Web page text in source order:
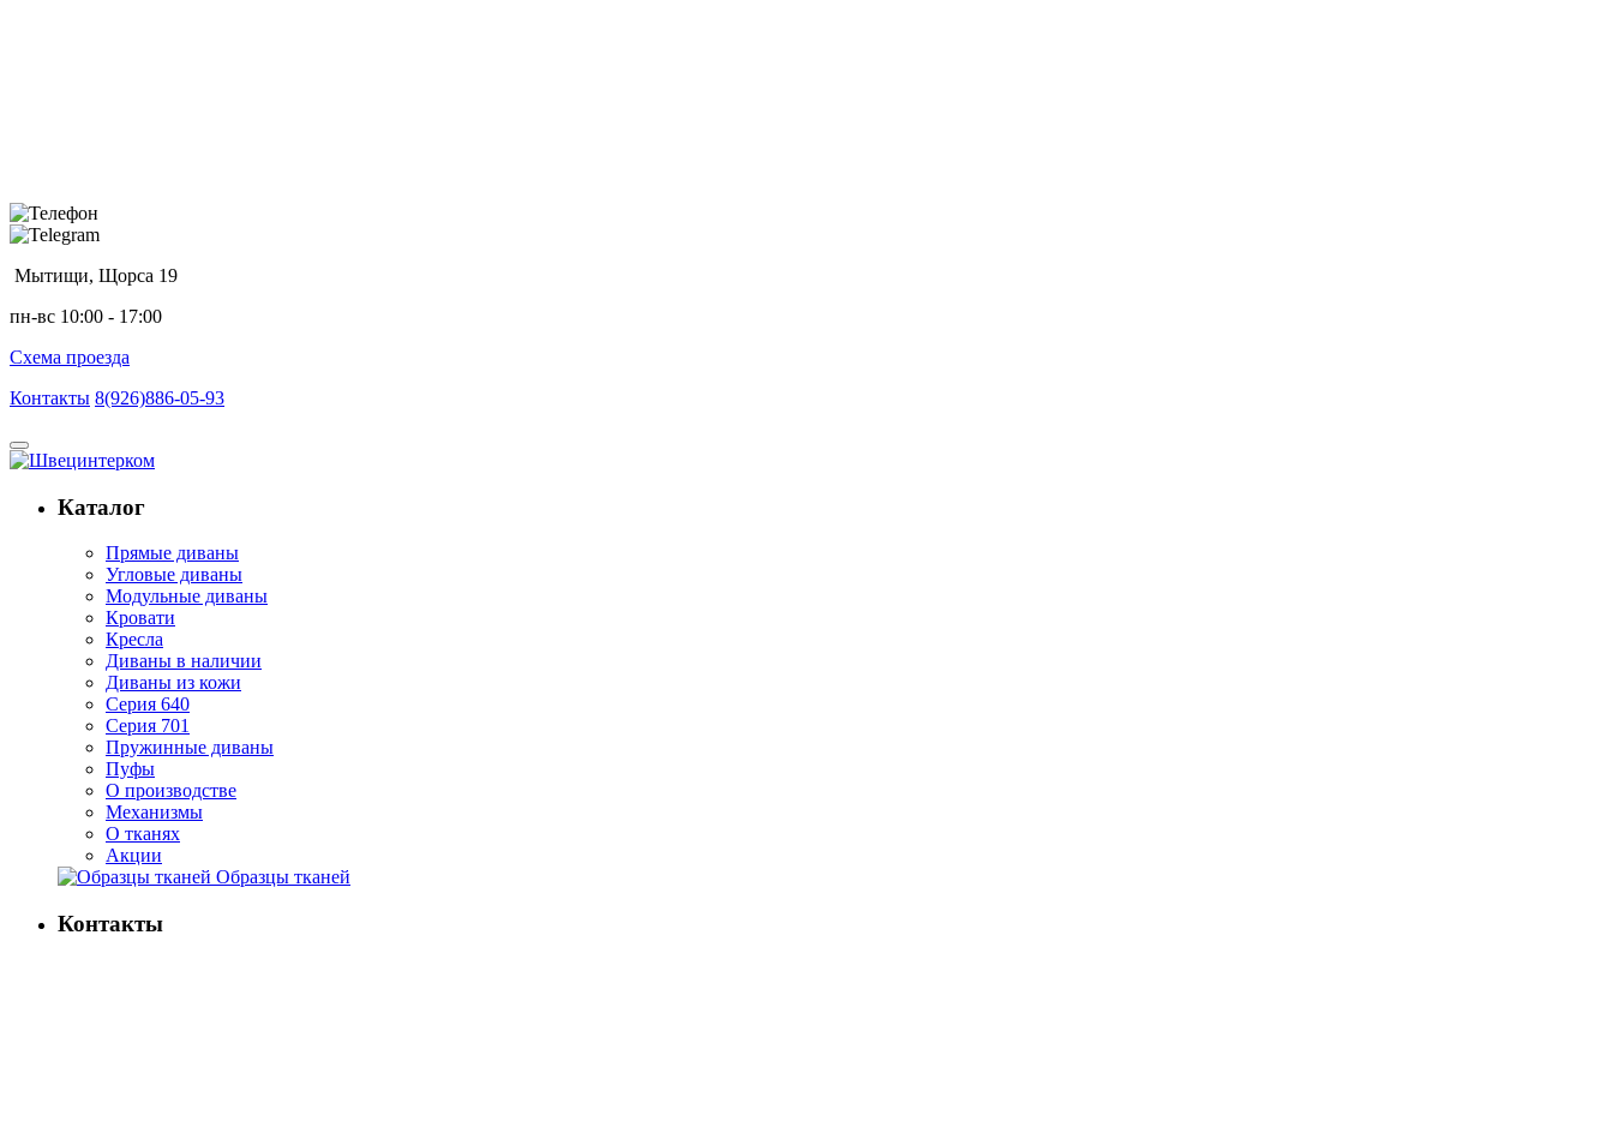
Мытищи, Щорса 19
пн-вс 10:00 - 17:00
Схема проезда
Контакты 8(926)886-05-93
Каталог
Прямые диваны
Угловые диваны
Модульные диваны
Кровати
Кресла
Диваны в наличии
Диваны из кожи
Серия 640
Серия 701
Пружинные диваны
Пуфы
О производстве
Механизмы
О тканях
Акции
Образцы тканей
Контакты